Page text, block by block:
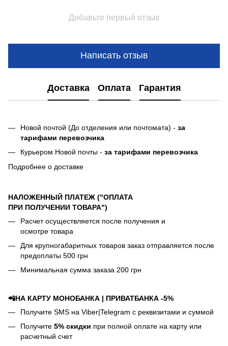
Добавьте первый отзыв
Написать отзыв
Доставка Оплата Гарантия
Новой почтой (До отделения или почтомата) - за
тарифами перевозчика
Курьером Новой почты - за тарифами перевозчика
Подробнее о доставке
НАЛОЖЕННЫЙ ПЛАТЕЖ ("ОПЛАТА
ПРИ ПОЛУЧЕНИИ ТОВАРА")
Расчет осуществляется после получения и
осмотре товара
Для крупногабаритных товаров заказ отправляется после
предоплаты 500 грн
Минимальная сумма заказа 200 грн
📲НА КАРТУ МОНОБАНКА | ПРИВАТБАНКА -5%
Получите SMS на Viber|Telegram с реквизитами и суммой
Получите 5% скидки при полной оплате на карту или
расчетный счет